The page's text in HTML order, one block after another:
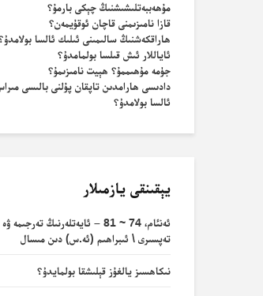
مۇھەببەتلىشىشنىڭ چېكى بارمۇ؟
قازا نامىزىمنى قاچان ئوقۇيمەن؟
ھاراقكەشنىڭ سالىمىنى ئىلىك ئالسا
ئاياللار ئىش قىلسا بولمامدۇ؟
جۈمە مۇھىممۇ؟ ھېيت نامىزىمۇ؟
دادىسى ھارامدىن تاپقان پۇلنى بالىسى
ئالسا بولامدۇ؟
يېقىنقى يازمىلار
ئەنئام، 74 ~ 81 – ئايەتلەرنىڭ تەرجىمە ۋە
تەپسىرى \ ئىبراھىم (ئە.س) دىن مىسال
نىكاھسىز يالغۇز قېلىشقا بولمايدۇ؟